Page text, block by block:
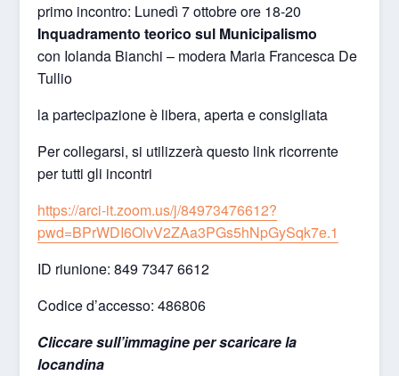
primo incontro: Lunedì 7 ottobre ore 18-20
Inquadramento teorico sul Municipalismo
con Iolanda Bianchi – modera Maria Francesca De
Tullio
la partecipazione è libera, aperta e consigliata
Per collegarsi, si utilizzerà questo link ricorrente
per tutti gli incontri
https://arci-it.zoom.us/j/84973476612?
pwd=BPrWDI6OlvV2ZAa3PGs5hNpGySqk7e.1
ID riunione: 849 7347 6612
Codice d’accesso: 486806
Cliccare sull’immagine per scaricare la
locandina